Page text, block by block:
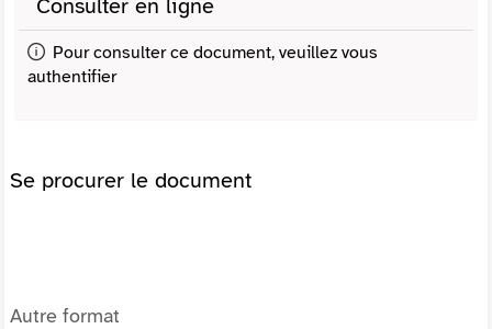
Consulter en ligne
Pour consulter ce document, veuillez vous
authentifier
Se procurer le document
Autre format